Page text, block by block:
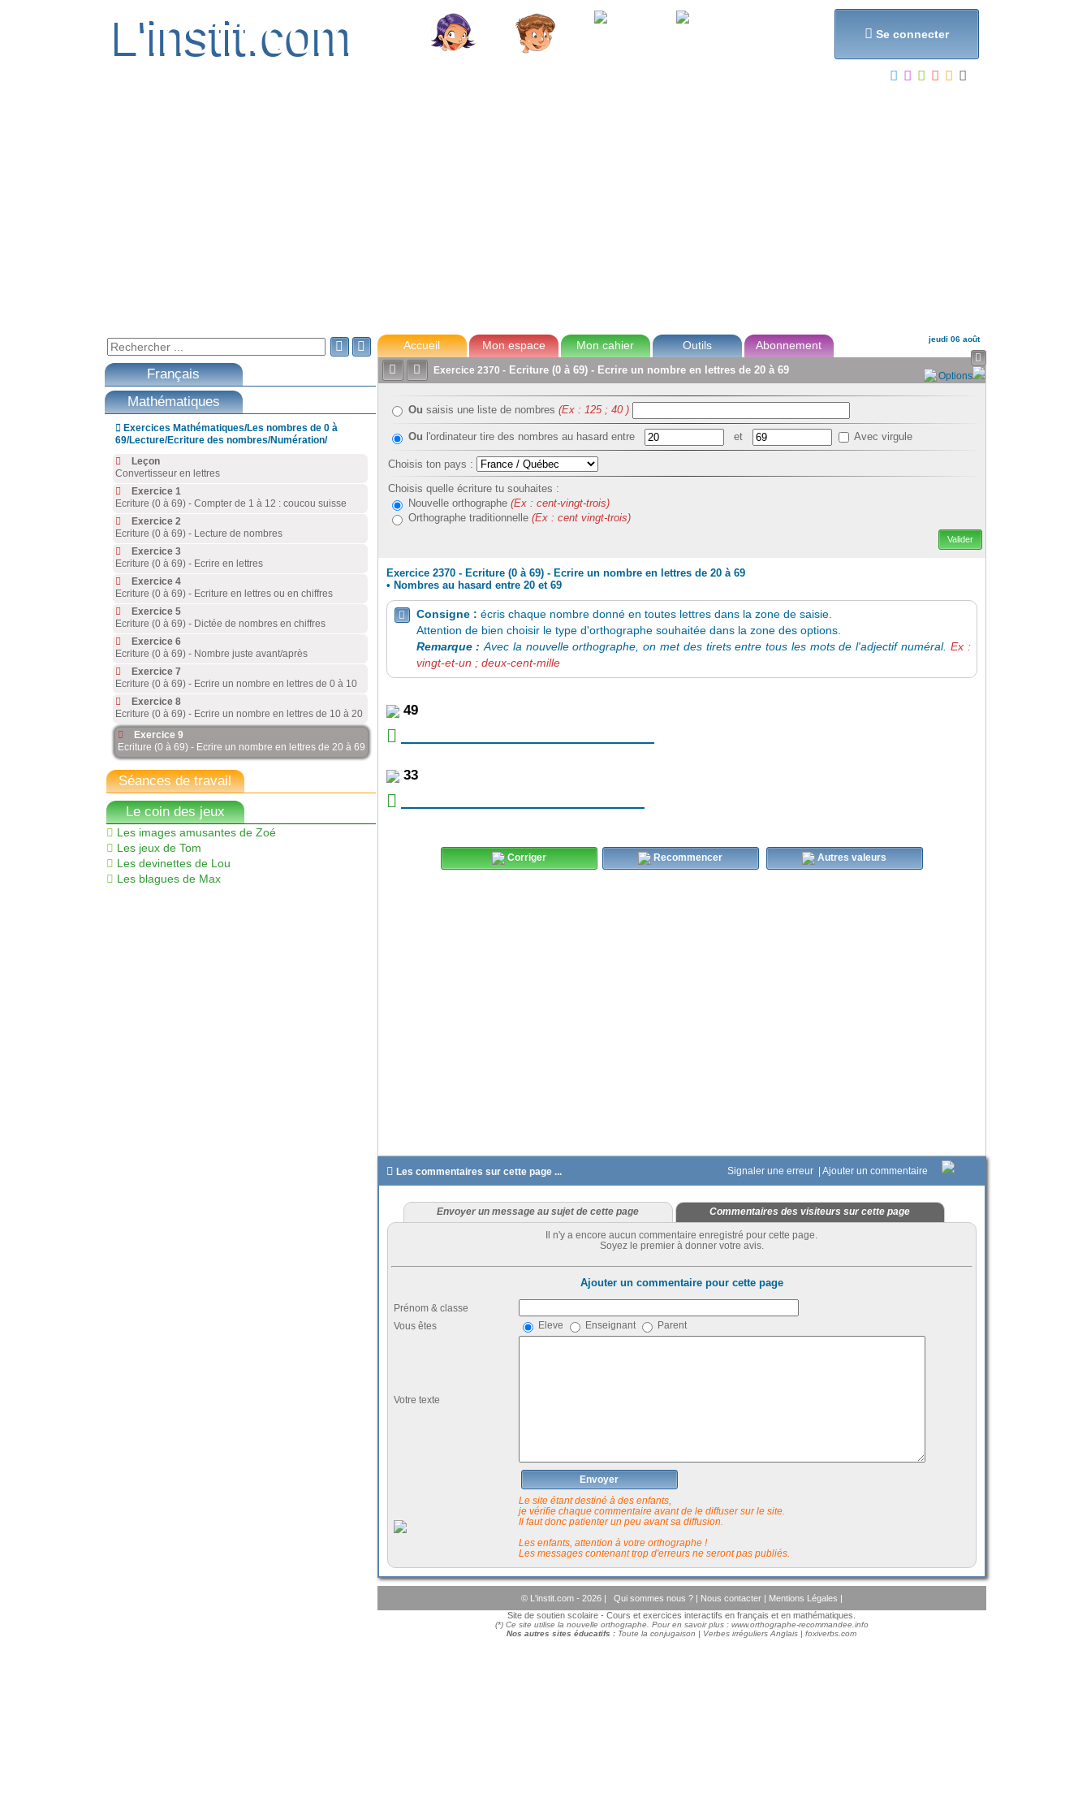
 Se connecter
L'instit.com
L'instit.com avec Zoé Tom Lou Max
 
Français
Mathématiques
 Exercices Mathématiques/Les nombres de 0 à
69/Lecture/Ecriture des nombres/Numération/
Leçon
Convertisseur en lettres
Exercice 1
Ecriture (0 à 69) - Compter de 1 à 12 : coucou suisse
Exercice 2
Ecriture (0 à 69) - Lecture de nombres
Exercice 3
Ecriture (0 à 69) - Ecrire en lettres
Exercice 4
Ecriture (0 à 69) - Ecriture en lettres ou en chiffres
Exercice 5
Ecriture (0 à 69) - Dictée de nombres en chiffres
Exercice 6
Ecriture (0 à 69) - Nombre juste avant/après
Exercice 7
Ecriture (0 à 69) - Ecrire un nombre en lettres de 0 à 10
Exercice 8
Ecriture (0 à 69) - Ecrire un nombre en lettres de 10 à 20
Exercice 9
Ecriture (0 à 69) - Ecrire un nombre en lettres de 20 à 69
Séances de travail
Le coin des jeux
Les images amusantes de Zoé
Les jeux de Tom
Les devinettes de Lou
Les blagues de Max
Accueil Mon espace Mon cahier Outils Abonnement jeudi 06 août

  Exercice 2370 - Ecriture (0 à 69) - Ecrire un nombre en lettres de 20 à 69 Options
Ou saisis une liste de nombres (Ex : 125 ; 40 )
Ou l'ordinateur tire des nombres au hasard entre et Avec virgule
Choisis ton pays :
Choisis quelle écriture tu souhaites :
Nouvelle orthographe (Ex : cent-vingt-trois)
Orthographe traditionnelle (Ex : cent vingt-trois)
Valider
Exercice 2370 - Ecriture (0 à 69) - Ecrire un nombre en lettres de 20 à 69
• Nombres au hasard entre 20 et 69
 Consigne : écris chaque nombre donné en toutes lettres dans la zone de saisie.
Attention de bien choisir le type d'orthographe souhaitée dans la zone des options.
Remarque :Avec la nouvelle orthographe, on met des tirets entre tous les mots de l'adjectif numéral. Ex :
vingt-et-un ; deux-cent-mille
49
33
Corriger Recommencer Autres valeurs
 Les commentaires sur cette page ... Signaler une erreur Ajouter un commentaire
Envoyer un message au sujet de cette page Commentaires des visiteurs sur cette page
Il n'y a encore aucun commentaire enregistré pour cette page.
Soyez le premier à donner votre avis.
Ajouter un commentaire pour cette page
Prénom & classe
Vous êtes
Eleve Enseignant Parent
Votre texte
Envoyer
Le site étant destiné à des enfants,
je vérifie chaque commentaire avant de le diffuser sur le site.
Il faut donc patienter un peu avant sa diffusion.
Les enfants, attention à votre orthographe !
Les messages contenant trop d'erreurs ne seront pas publiés.
© L'instit.com - 2026 | Qui sommes nous ? Nous contacter Mentions Légales
Site de soutien scolaire - Cours et exercices interactifs en français et en mathématiques.
(*) Ce site utilise la nouvelle orthographe. Pour en savoir plus : www.orthographe-recommandee.info
Nos autres sites éducatifs : Toute la conjugaison Verbes irréguliers Anglais foxiverbs.com